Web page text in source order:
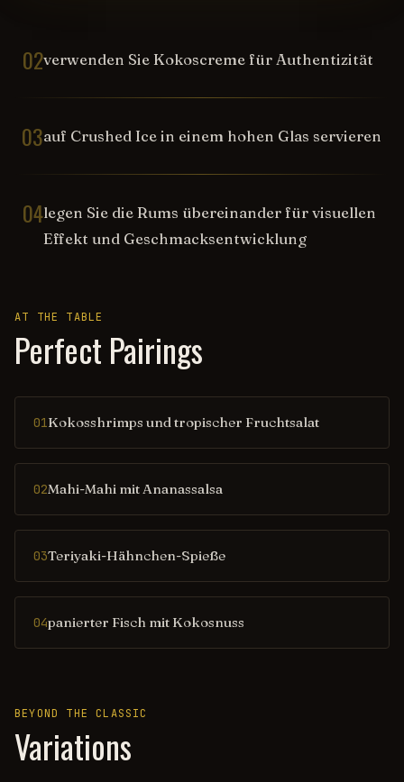
02verwenden Sie Kokoscreme für Authentizität
03auf Crushed Ice in einem hohen Glas servieren
04legen Sie die Rums übereinander für visuellen
Effekt und Geschmacksentwicklung
AT THE TABLE
Perfect Pairings
01Kokosshrimps und tropischer Fruchtsalat
02Mahi-Mahi mit Ananassalsa
03Teriyaki-Hähnchen-Spieße
04panierter Fisch mit Kokosnuss
BEYOND THE CLASSIC
Variations